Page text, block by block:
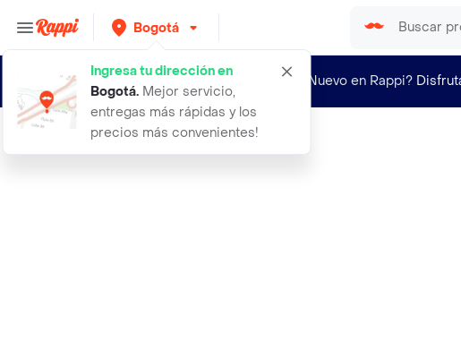
Bogotá
Ingresa tu dirección en
Bogotá. Mejor servicio,
entregas más rápidas y los
precios más convenientes!
¿Nuevo en Rappi?
aceite cuticula manicure y pedicure